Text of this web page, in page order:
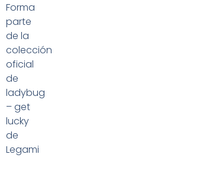
Forma
parte
de la
colección
oficial
de
ladybug
– get
lucky
de
Legami